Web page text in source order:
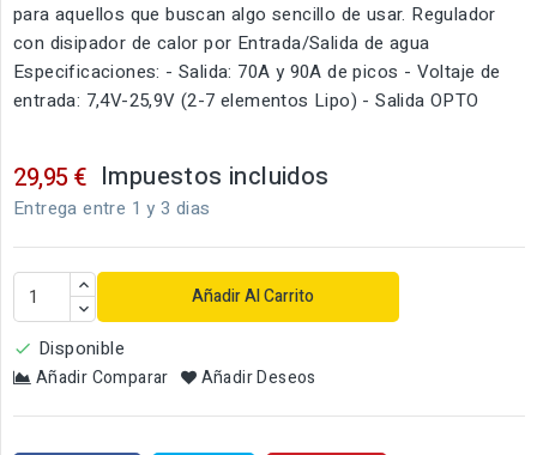
para aquellos que buscan algo sencillo de usar. Regulador
con disipador de calor por Entrada/Salida de agua
Especificaciones: - Salida: 70A y 90A de picos - Voltaje de
entrada: 7,4V-25,9V (2-7 elementos Lipo) - Salida OPTO
29,95 € Impuestos incluidos
Entrega entre 1 y 3 dias
Añadir Al Carrito
 Disponible
Añadir Comparar Añadir Deseos